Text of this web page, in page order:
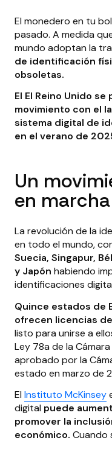
El monedero en tu
pasado. A medida
mundo adoptan la
de identificación
obsoletas.
El El Reino Unido
movimiento con el
sistema digital de
en el verano de
Un
en marcha
La revolución de la
en todo el mundo,
Suecia, Singapur,
y Japón habiendo
identificaciones
Quince estados de
ofrecen licencias
listo para unirse a
Ley 78a de la
aprobado por la
estado en marzo de
El Instituto McKinsey
digital puede
promover la
económico. Cuando